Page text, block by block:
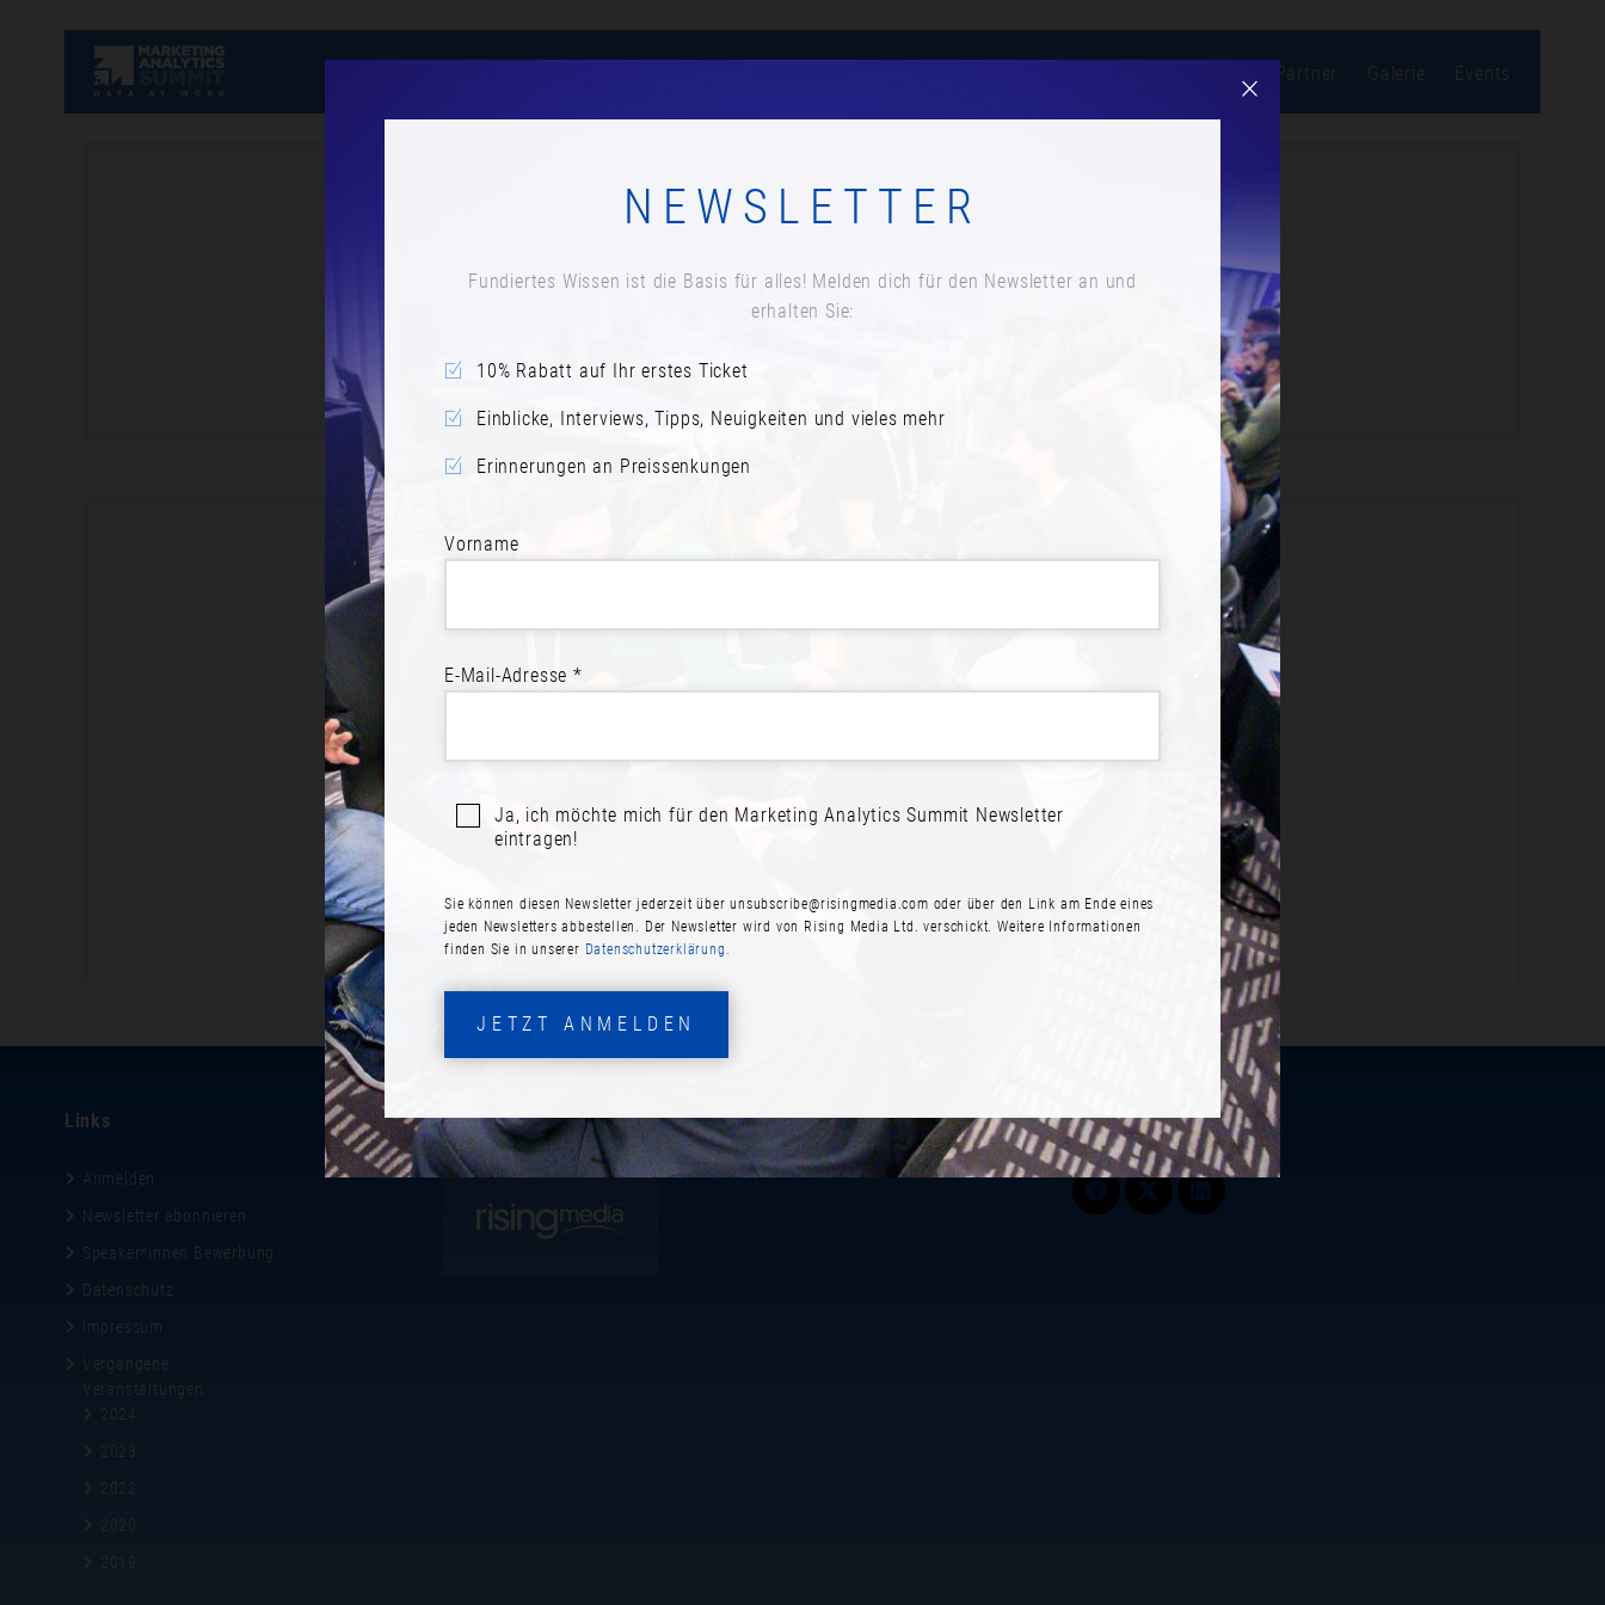
Partner Galerie Events
MITTAGSPAUSE
Datum:
Montag, 18. November 2024
12:25
BEREIT ZUR TEILNAHME?
Jetzt anmelden! Schließen Sie sich Ihren Kollegen an.
JETZT ANMELDEN
Links
Anmelden
Newsletter abonnieren
Speaker*innen Bewerbung
Datenschutz
Impressum
Vergangene
Veranstaltungen
2024
2023
2022
2020
2019
Gastgeber Follow
NEWSLETTER
Fundiertes Wissen ist die Basis für alles! Melden dich für den Newsletter an und
erhalten Sie:
10% Rabatt auf Ihr erstes Ticket
Einblicke, Interviews, Tipps, Neuigkeiten und vieles mehr
Erinnerungen an Preissenkungen
Vorname
E-Mail-Adresse *
Ja, ich möchte mich für den Marketing Analytics Summit Newsletter
eintragen!
Sie können diesen Newsletter jederzeit überunsubscribe@risingmedia.com oder über den Link am Ende eines
jeden Newsletters abbestellen. Der Newsletter wird von Rising Media Ltd. verschickt. Weitere Informationen
finden Sie in unserer Datenschutzerklärung.
JETZT ANMELDEN